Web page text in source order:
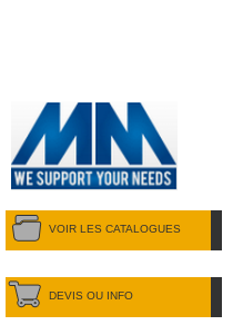
VOIR LES CATALOGUES
DEVIS OU INFO